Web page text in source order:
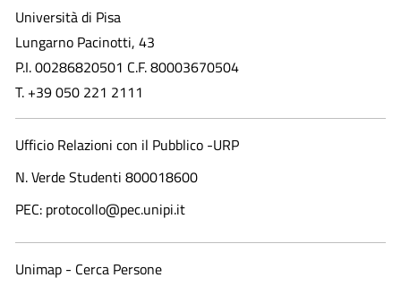
Università di Pisa
Lungarno Pacinotti, 43
P.I. 00286820501 C.F. 80003670504
T. +39 050 221 2111
Ufficio Relazioni con il Pubblico -URP
N. Verde Studenti 800018600​
PEC: protocollo@pec.unipi.it
Unimap - Cerca Persone